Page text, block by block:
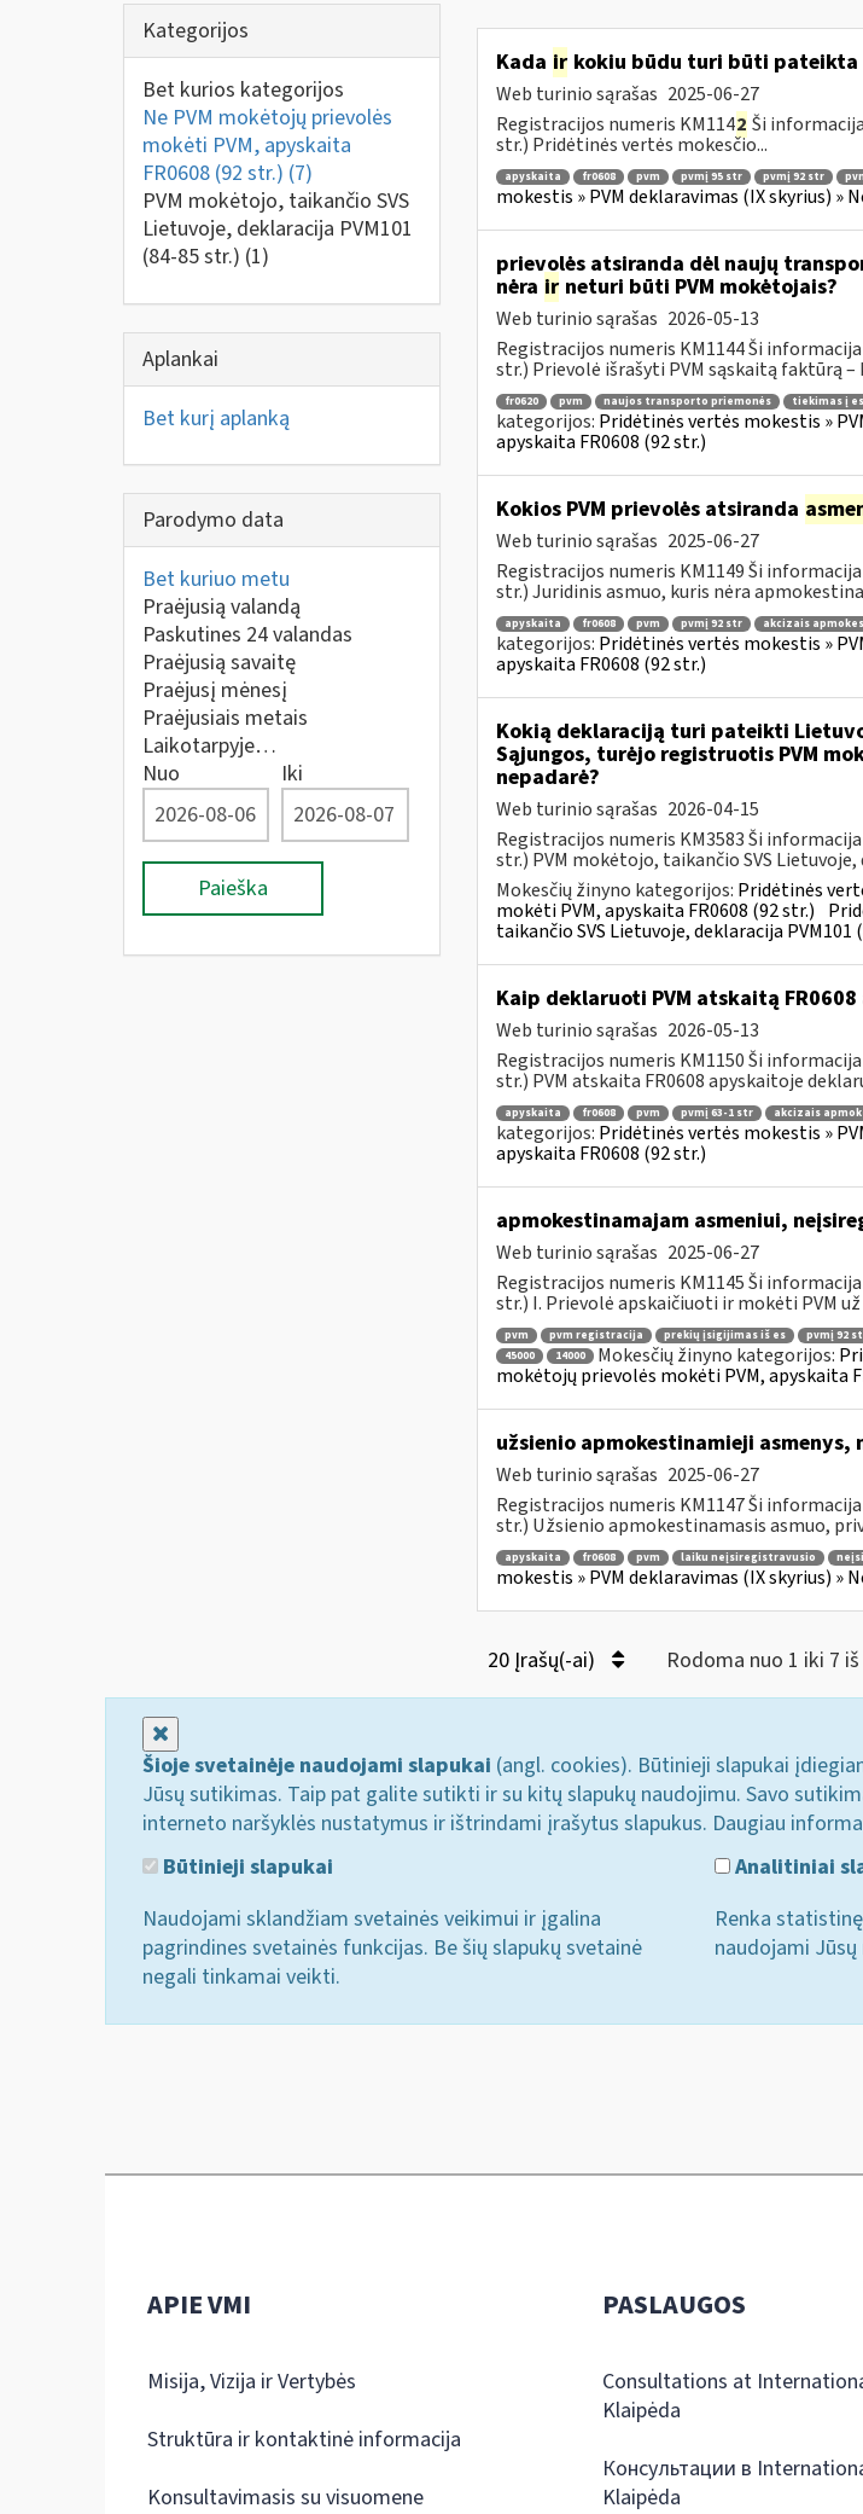
Kategorijos
Bet kurios kategorijos
Ne PVM mokėtojų prievolės
mokėti PVM, apyskaita
FR0608 (92 str.) (7)
PVM mokėtojo, taikančio SVS
Lietuvoje, deklaracija PVM101
(84-85 str.) (1)
Aplankai
Bet kurį aplanką
Parodymo data
Bet kuriuo metu
Praėjusią valandą
Paskutines 24 valandas
Praėjusią savaitę
Praėjusį mėnesį
Praėjusiais metais
Laikotarpyje…
Nuo
Iki
Paieška
Kada irkokiu būdu turi būti pateikta
Web turinio sąrašas 2025-06-27
Registracijos numeris KM1142 Ši
str.) Pridėtinės vertės mokesčio...
apyskaita fr0608 pvm pvmį 95 str pvmį 92 str
mokestis » PVM deklaravimas (IX skyrius) »
prievolės atsiranda dėl naujų
nėra irneturi būti PVM mokėtojais?
Web turinio sąrašas 2026-05-13
Registracijos numeris KM1144 Ši
str.) Prievolė išrašyti PVM sąskaitą faktūrą –
fr0620 pvm naujos transporto priemonės tiekimas į es
kategorijos: Pridėtinės vertės mokestis »
apyskaita FR0608 (92 str.)
Kokios PVM prievolės atsiranda
Web turinio sąrašas 2025-06-27
Registracijos numeris KM1149 Ši
str.) Juridinis asmuo, kuris nėra
apyskaita fr0608 pvm pvmį 92 str akcizais
kategorijos: Pridėtinės vertės mokestis »
apyskaita FR0608 (92 str.)
Kokią deklaraciją turi pateikti
Sąjungos, turėjo registruotis PVM
nepadarė?
Web turinio sąrašas 2026-04-15
Registracijos numeris KM3583 Ši
str.) PVM mokėtojo, taikančio SVS Lietuvoje,
Mokesčių žinyno kategorijos: Pridėtinės
mokėti PVM, apyskaita FR0608 (92 str.)
taikančio SVS Lietuvoje, deklaracija PVM101
Kaip deklaruoti PVM atskaitą
Web turinio sąrašas 2026-05-13
Registracijos numeris KM1150 Ši
str.) PVM atskaita FR0608 apyskaitoje
apyskaita fr0608 pvm pvmį 63-1 str akcizais
kategorijos: Pridėtinės vertės mokestis »
apyskaita FR0608 (92 str.)
apmokestinamajam asmeniui,
Web turinio sąrašas 2025-06-27
Registracijos numeris KM1145 Ši
str.) I. Prievolė apskaičiuoti ir mokėti PVM
pvm pvm registracija prekių įsigijimas iš es pvmį 92
45000
14000 Mokesčių žinyno kategorijos:
mokėtojų prievolės mokėti PVM, apyskaita
užsienio apmokestinamieji
Web turinio sąrašas 2025-06-27
Registracijos numeris KM1147 Ši
str.) Užsienio apmokestinamasis asmuo,
apyskaita fr0608 pvm laiku neįsiregistravusio
mokestis » PVM deklaravimas (IX skyrius) »
20 Įrašų(-ai) Rodoma nuo 1 iki 7
Šioje svetainėje naudojami slapukai (angl. cookies). Būtinieji slapukai
Jūsų sutikimas. Taip pat galite sutikti ir su kitų slapukų naudojimu. Savo
interneto naršyklės nustatymus ir ištrindami įrašytus slapukus. Daugiau
Būtinieji slapukai
Naudojami sklandžiam svetainės veikimui ir įgalina
pagrindines svetainės funkcijas. Be šių slapukų svetainė
negali tinkamai veikti.
Analitiniai
Renka
naudojami
APIE VMI
Misija, Vizija ir Vertybės
Struktūra ir kontaktinė informacija
Konsultavimasis su visuomene
PASLAUGOS
Consultations at
Klaipėda
Консультации в
Klaipėda